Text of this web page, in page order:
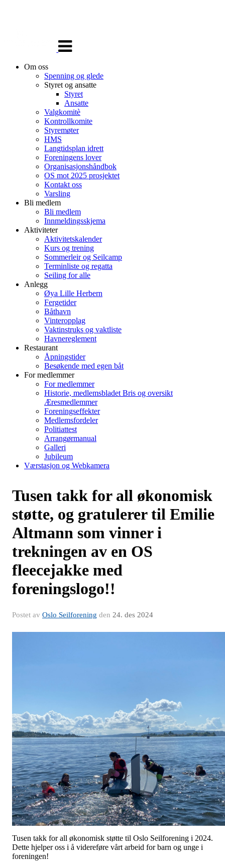
navigasjon
Om oss
Spenning og glede
Styret og ansatte
Styret
Ansatte
Valgkomitè
Kontrollkomite
Styremøter
HMS
Langtidsplan idrett
Foreningens lover
Organisasjonshåndbok
OS mot 2025 prosjektet
Kontakt oss
Varsling
Bli medlem
Bli medlem
Innmeldingsskjema
Aktiviteter
Aktivitetskalender
Kurs og trening
Sommerleir og Seilcamp
Terminliste og regatta
Seiling for alle
Anlegg
Øya Lille Herbern
Fergetider
Båthavn
Vinteropplag
Vaktinstruks og vaktliste
Havnereglement
Restaurant
Åpningstider
Besøkende med egen båt
For medlemmer
For medlemmer
Historie, medlemsbladet Bris og oversikt
Æresmedlemmer
Foreningseffekter
Medlemsfordeler
Politiattest
Arrangørmanual
Galleri
Jubileum
Værstasjon og Webkamera
Tusen takk for all økonomisk
støtte, og gratulerer til Emilie
Altmann som vinner i
trekningen av en OS
fleecejakke med
foreningslogo!!
Postet av Oslo Seilforening den 24. des 2024
Tusen takk for all økonomisk støtte til Oslo Seilforening i 2024.
Dette hjelper oss i å videreføre vårt arbeid for barn og unge i
foreningen!